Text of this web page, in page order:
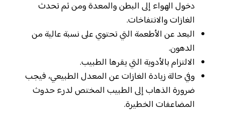
دخول الهواء إلى البطن والمعدة ومن ثم تحدث
الغازات والانتفاخات.
البعد عن الأطعمة التي تحتوي على نسبة عالية من
الدهون.
الالتزام بالأدوية التي يقرها الطبيب.
وفي حالة زيادة الغازات عن المعدل الطبيعي، فيجب
ضرورة الذهاب إلى الطبيب المختص لدرء حدوث
المضاعفات الخطيرة.